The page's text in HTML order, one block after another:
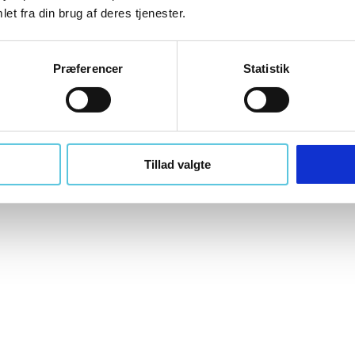
fra din brug af deres tjenester.
Præferencer Statistik
Tillad valgte
H100001010